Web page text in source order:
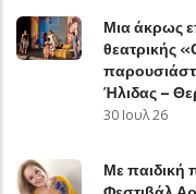
Μια άκρως
θεατρικής
Ήλιδας –
30 Ιουλ 26
Με παιδική